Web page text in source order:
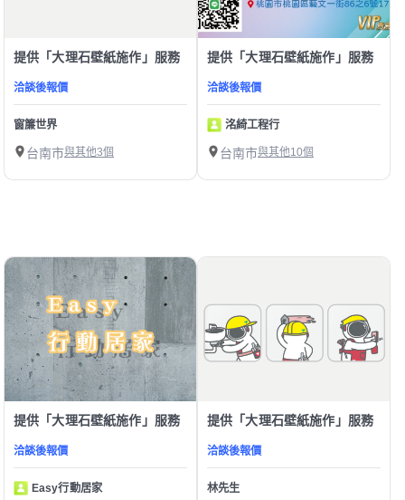
提供「大理石壁紙施作」服務
洽談後報價
窗簾世界
台南市與其他3個
提供「大理石壁紙施作」服務
洽談後報價
洺綺工程行
台南市與其他10個
提供「大理石壁紙施作」服務
洽談後報價
Easy行動居家
提供「大理石壁紙施作」服務
洽談後報價
林先生